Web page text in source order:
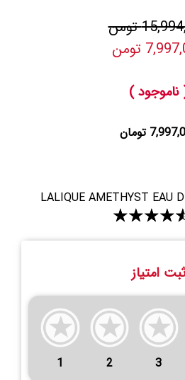
تومن
تومن
)
تومان
LALIQUE AMETHYST EAU
ثبت امتیاز
1 2 3